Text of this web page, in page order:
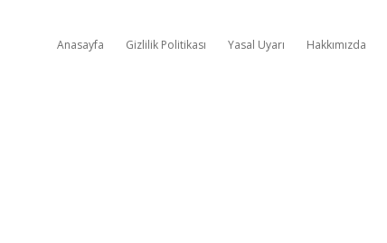
Anasayfa Gizlilik Politikası Yasal Uyarı Hakkımızda